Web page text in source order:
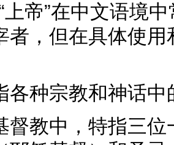
上帝”在中文语境
者，但在具体使
各种宗教和神话
督教中，特指三